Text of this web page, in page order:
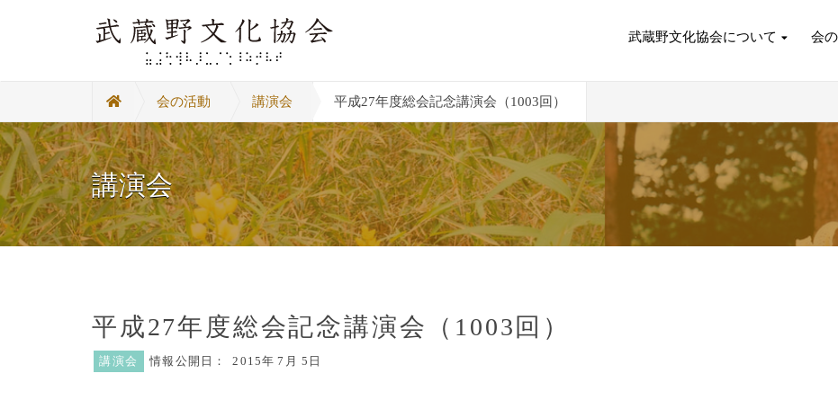
武蔵野文化協会について 会
会の活動 講演会 平成27年度総会記念講演会（1003回）
講演会
平成27年度総会記念講演会（1003回）
講演会 情報公開日： 2015年 7月 5日